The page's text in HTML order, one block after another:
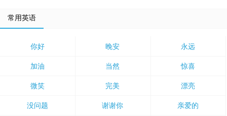
常用英语
你好 晚安 永远
加油 当然 惊喜
微笑 完美 漂亮
没问题 谢谢你 亲爱的